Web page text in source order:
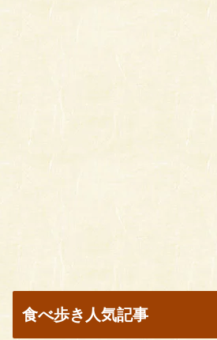
食べ歩き人気記事